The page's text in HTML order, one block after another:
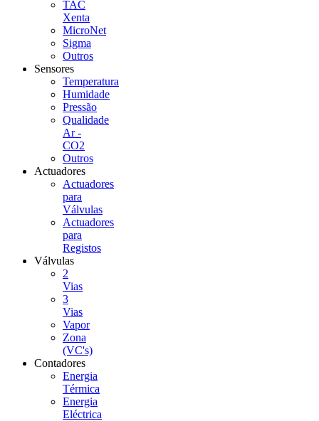
TAC
Xenta
MicroNet
Sigma
Outros
Sensores
Temperatura
Humidade
Pressão
Qualidade
Ar -
CO2
Outros
Actuadores
Actuadores
para
Válvulas
Actuadores
para
Registos
Válvulas
2
Vias
3
Vias
Vapor
Zona
(VC's)
Contadores
Energia
Térmica
Energia
Eléctrica